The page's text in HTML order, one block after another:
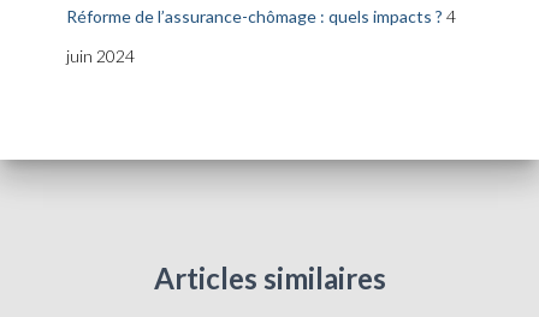
Réforme de l’assurance-chômage : quels impacts ? 4
juin 2024
Articles similaires